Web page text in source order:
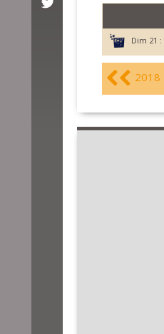
Dim 21 :
2018